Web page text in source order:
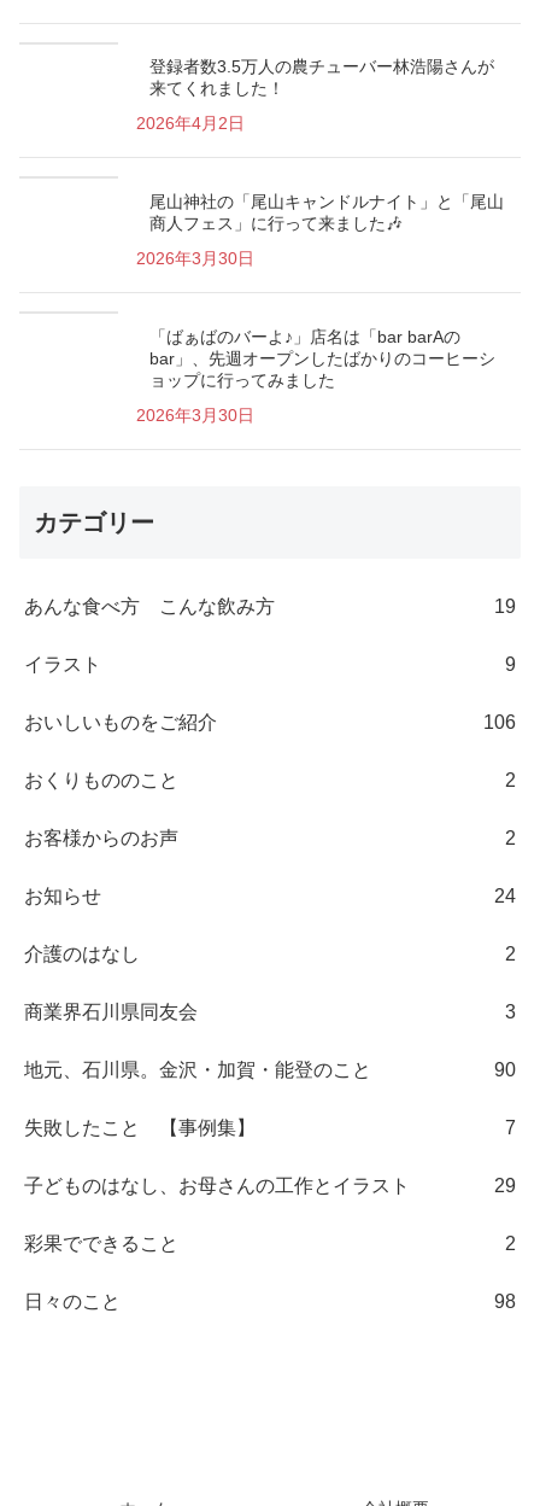
登録者数3.5万人の農チューバー林浩陽さんが
来てくれました！
2026年4月2日
尾山神社の「尾山キャンドルナイト」と「尾山
商人フェス」に行って来ました🎶
2026年3月30日
「ばぁばのバーよ♪」店名は「bar barAの
bar」、先週オープンしたばかりのコーヒーシ
ョップに行ってみました
2026年3月30日
カテゴリー
あんな食べ方 こんな飲み方 19
イラスト 9
おいしいものをご紹介 106
おくりもののこと 2
お客様からのお声 2
お知らせ 24
介護のはなし 2
商業界石川県同友会 3
地元、石川県。金沢・加賀・能登のこと 90
失敗したこと 【事例集】 7
子どものはなし、お母さんの工作とイラスト 29
彩果でできること 2
日々のこと 98